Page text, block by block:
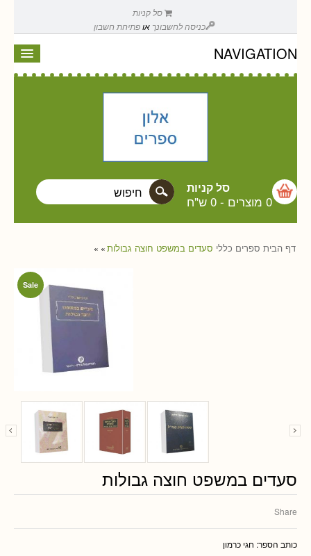
סל קניות
כניסה לחשבונך אופתיחת חשבון
NAVIGATION
סל קניות
0 מוצרים - 0 ש"ח
דף הבית » ספרים כללי » סעדים במשפט חוצה גבולות
Sale
סעדים במשפט חוצה גבולות
Share
כותב הספר: חגי כרמון